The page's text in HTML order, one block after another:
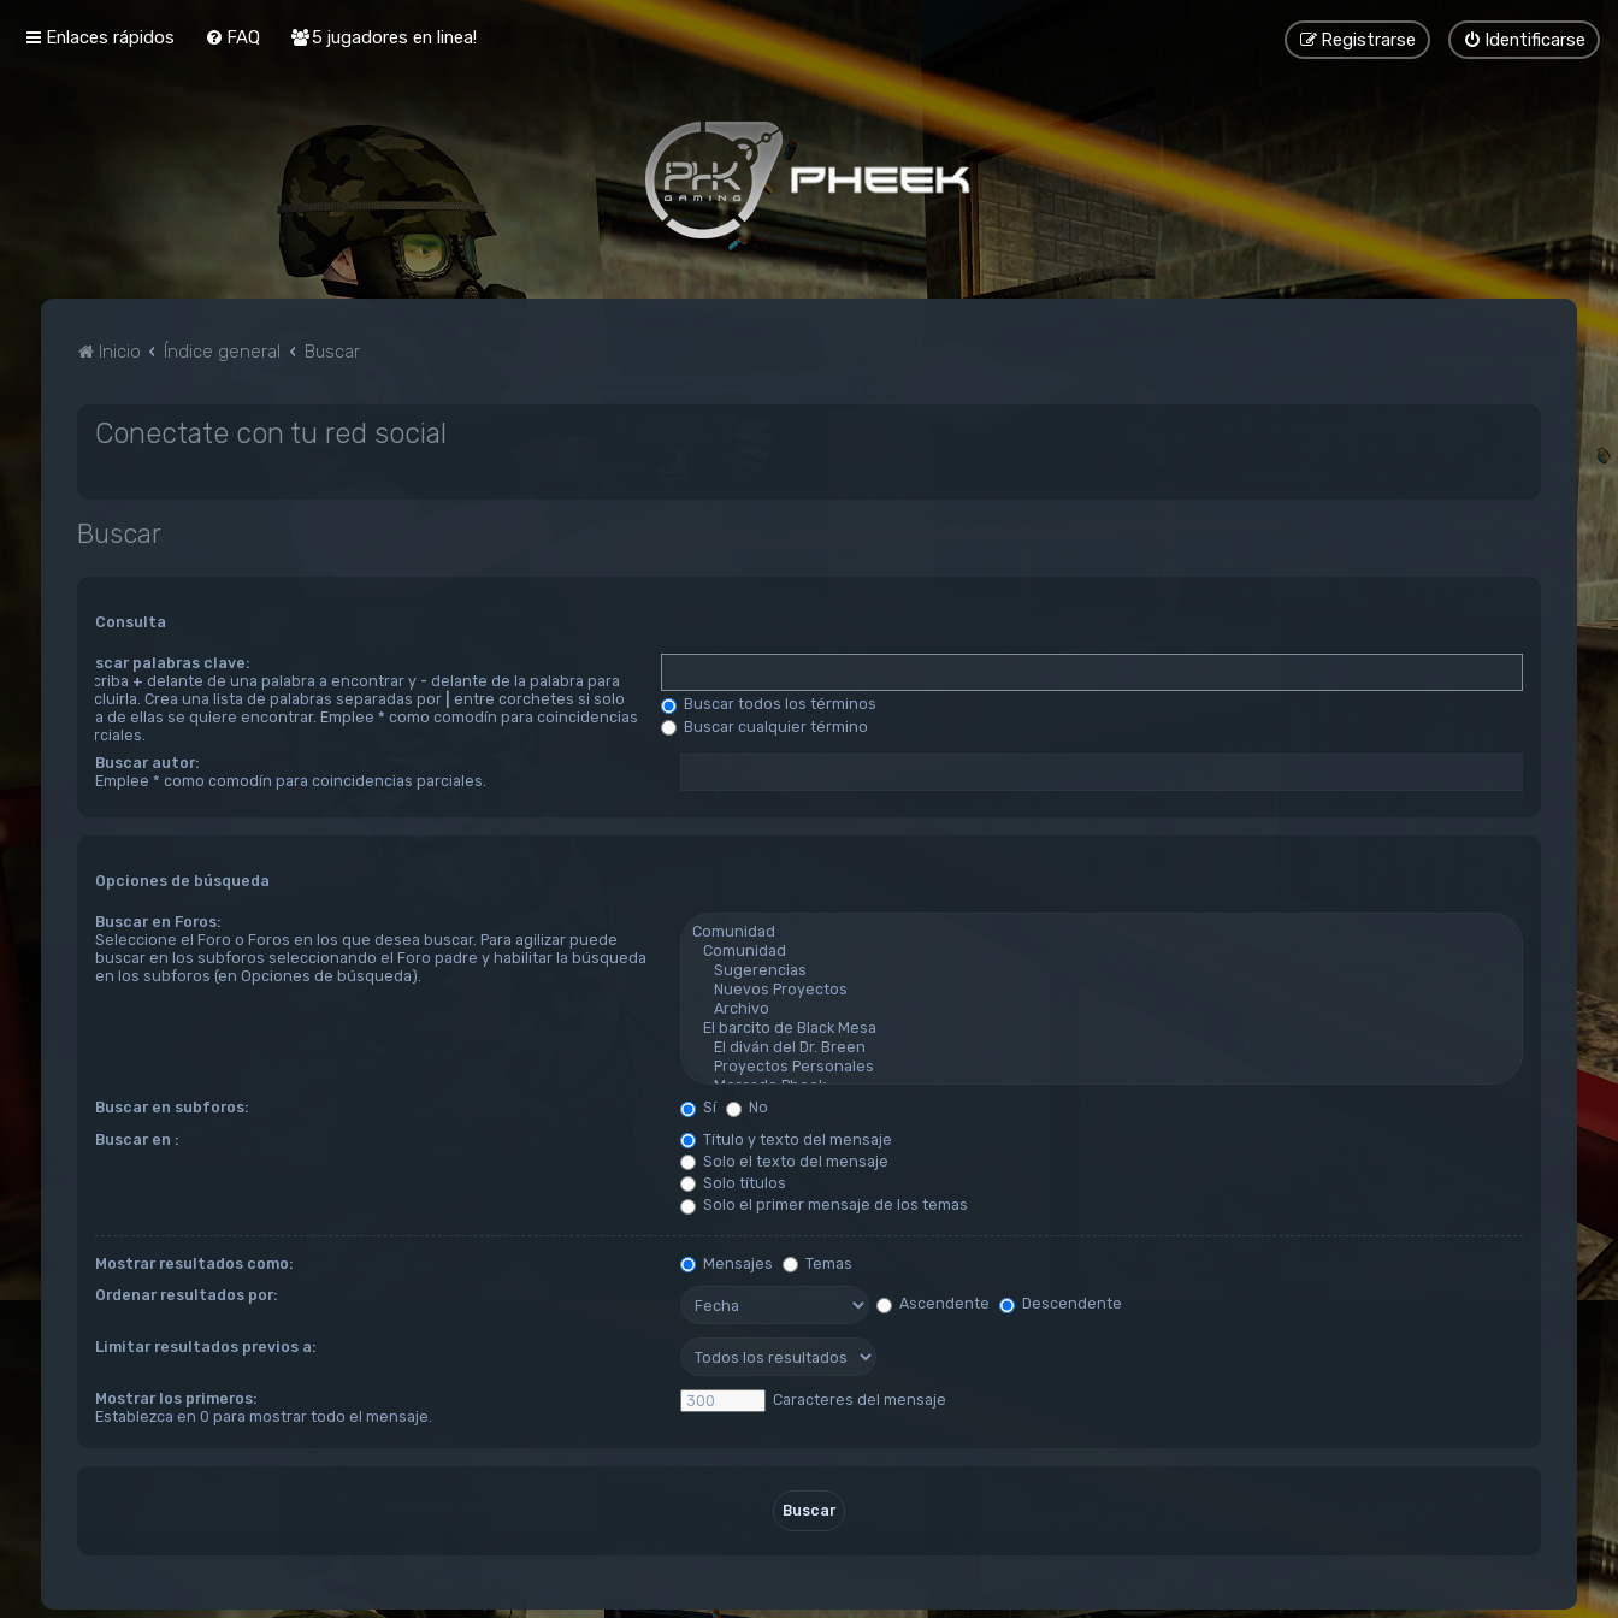
Enlaces rápidos FAQ 5 jugadores en linea! Identificarse
Registrarse
Inicio Índice general Buscar
Conectate con tu red social
Buscar
Consulta
Buscar palabras clave:
Escriba + delante de una palabra a encontrar y - delante de la palabra para
excluirla. Crea una lista de palabras separadas por
entre corchetes si solo
una de ellas se quiere encontrar. Emplee * como comodín para coincidencias
parciales.
Buscar todos los términos
Buscar cualquier término
Buscar autor:
Emplee * como comodín para coincidencias parciales.
Opciones de búsqueda
Buscar en Foros:
Seleccione el Foro o Foros en los que desea buscar. Para agilizar puede
buscar en los subforos seleccionando el Foro padre y habilitar la búsqueda
en los subforos (en Opciones de búsqueda).
Buscar en subforos: Sí
No
Buscar en :
Título y texto del mensaje
Solo el texto del mensaje
Solo títulos
Solo el primer mensaje de los temas
Mostrar resultados como: Mensajes
Temas
Ordenar resultados por:
Ascendente Descendente
Limitar resultados previos a:
Mostrar los primeros:
Establezca en 0 para mostrar todo el mensaje.
Caracteres del mensaje